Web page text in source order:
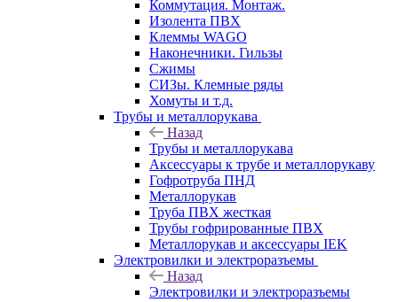
Коммутация. Монтаж.
Изолента ПВХ
Клеммы WAGO
Наконечники. Гильзы
Сжимы
СИЗы. Клемные ряды
Хомуты и т.д.
Трубы и металлорукава
Назад
Трубы и металлорукава
Аксессуары к трубе и металлорукаву
Гофротруба ПНД
Металлорукав
Труба ПВХ жесткая
Трубы гофрированные ПВХ
Металлорукав и аксессуары IEK
Электровилки и электроразъемы
Назад
Электровилки и электроразъемы